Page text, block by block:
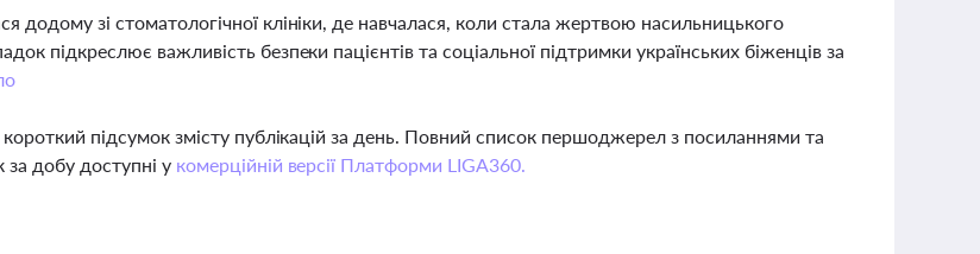
додому зі стоматологічної клініки, де навчалася, коли стала жертвою насильницького
підкреслює важливість безпеки пацієнтів та соціальної підтримки українських біженців за
підсумок змісту публікацій за день. Повний список першоджерел з посиланнями та
добу доступні у комерційній версії Платформи LIGA360.